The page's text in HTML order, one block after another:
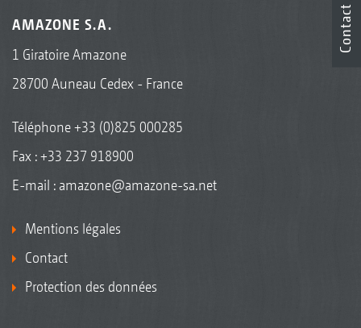
AMAZONE S.A.
1 Giratoire Amazone
28700 Auneau Cedex - France
Téléphone+33 (0)825 000285
Fax : +33 237 918900
E-mail : amazone@amazone-sa.net
Mentions légales
Contact
Protection des données
Contact